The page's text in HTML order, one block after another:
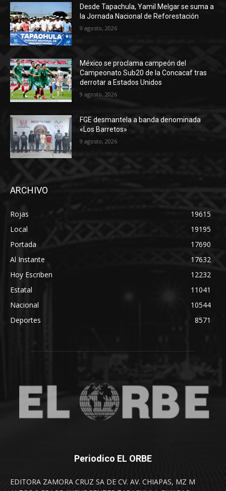
Desde Tapachula, Yamil Melgar se suma a
la Jornada Nacional de Reforestación
9 agosto, 2026
México se proclama campeón del
Campeonato Sub20 de la Concacaf tras
derrotar a Estados Unidos
9 agosto, 2026
FGE desmantela a banda denominada
«Los Barretos»
9 agosto, 2026
ARCHIVO
Rojas
19615
Local
19195
Portada
17690
Al Instante
17632
Hoy Escriben
12232
Estatal
11041
Nacional
10544
Deportes
8571
Periodico EL ORBE
EDITORA ZAMORA CRUZ SA DE CV. AV. CHIAPAS, MZ M